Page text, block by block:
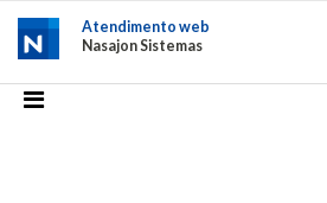
Atendimento web
Nasajon Sistemas